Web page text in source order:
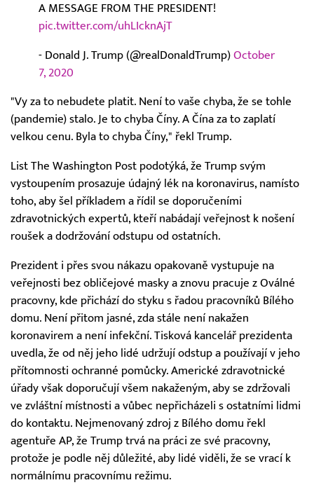
A MESSAGE FROM THE PRESIDENT!
pic.twitter.com/uhLIcknAjT
- Donald J. Trump (@realDonaldTrump) October
7, 2020
"Vy za to nebudete platit. Není to vaše chyba, že se tohle
(pandemie) stalo. Je to chyba Číny. A Čína za to zaplatí
velkou cenu. Byla to chyba Číny," řekl Trump.
List The Washington Post podotýká, že Trump svým
vystoupením prosazuje údajný lék na koronavirus, namísto
toho, aby šel příkladem a řídil se doporučeními
zdravotnických expertů, kteří nabádají veřejnost k nošení
roušek a dodržování odstupu od ostatních.
Prezident i přes svou nákazu opakovaně vystupuje na
veřejnosti bez obličejové masky a znovu pracuje z Oválné
pracovny, kde přichází do styku s řadou pracovníků Bílého
domu. Není přitom jasné, zda stále není nakažen
koronavirem a není infekční. Tisková kancelář prezidenta
uvedla, že od něj jeho lidé udržují odstup a používají v jeho
přítomnosti ochranné pomůcky. Americké zdravotnické
úřady však doporučují všem nakaženým, aby se zdržovali
ve zvláštní místnosti a vůbec nepřicházeli s ostatními lidmi
do kontaktu. Nejmenovaný zdroj z Bílého domu řekl
agentuře AP, že Trump trvá na práci ze své pracovny,
protože je podle něj důležité, aby lidé viděli, že se vrací k
normálnímu pracovnímu režimu.